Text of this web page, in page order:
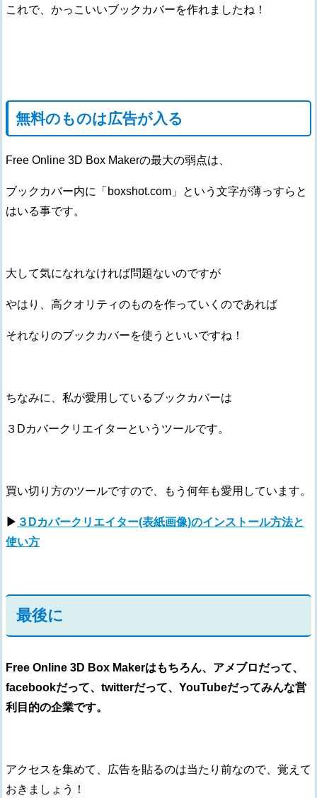
これで、かっこいいブックカバーを作れましたね！
無料のものは広告が入る
Free Online 3D Box Makerの最大の弱点は、
ブックカバー内に「boxshot.com」という文字が薄っすらと
はいる事です。
大して気になれなければ問題ないのですが
やはり、高クオリティのものを作っていくのであれば
それなりのブックカバーを使うといいですね！
ちなみに、私が愛用しているブックカバーは
３Dカバークリエイターというツールです。
買い切り方のツールですので、もう何年も愛用しています。
▶ ３Dカバークリエイター(表紙画像)のインストール方法と
使い方
最後に
Free Online 3D Box Makerはもちろん、 アメブロだって、
facebookだって、twitterだって、YouTubeだってみんな営
利目的の企業です。
アクセスを集めて、広告を貼るのは当たり前なので、覚えて
おきましょう！